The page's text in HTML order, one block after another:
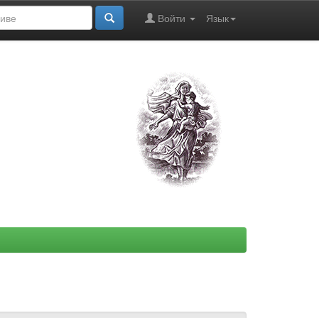
Язык
Войти